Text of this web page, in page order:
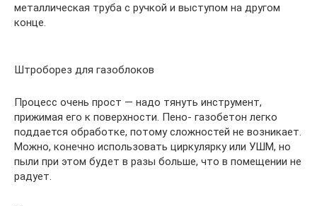
металлическая труба с ручкой и выступом на другом
конце.
Штроборез для газоблоков
Процесс очень прост — надо тянуть инструмент,
прижимая его к поверхности. Пено- газобетон легко
поддается обработке, потому сложностей не возникает.
Можно, конечно использовать циркулярку или УШМ, но
пыли при этом будет в разы больше, что в помещении не
радует.